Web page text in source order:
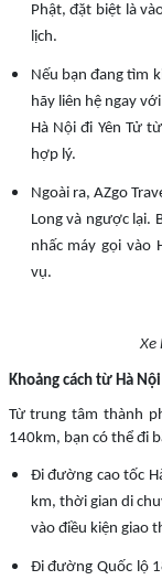
Phật, đặt biệt là
lịch.
Nếu bạn đang tìm
hãy liên hệ ngay
Hà Nội đi Yên Tử
hợp lý.
Ngoài ra, AZgo
Long và ngược lại.
nhấc máy gọi vào
vụ.
Xe
Khoảng cách từ Hà
Từ trung tâm thành
140km, bạn có thể đi
Đi đường cao tốc
km, thời gian di
vào điều kiện giao
Đi đường Quốc lộ